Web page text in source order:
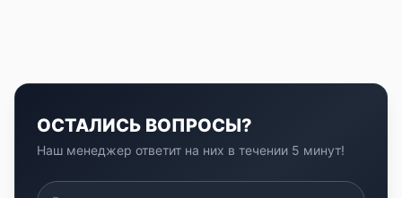
ОСТАЛИСЬ ВОПРОСЫ?
Наш менеджер ответит на них в течении 5 минут!